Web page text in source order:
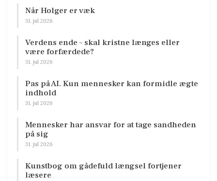
Når Holger er væk
31. jul 2026
Verdens ende – skal kristne længes eller
være forfærdede?
31. jul 2026
Pas på AI. Kun mennesker kan formidle ægte
indhold
31. jul 2026
Mennesker har ansvar for at tage sandheden
på sig
31. jul 2026
Kunstbog om gådefuld længsel fortjener
læsere